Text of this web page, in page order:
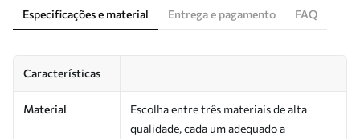
Especificações e material Entrega e pagamento FAQ
Características
Material
Escolha entre três materiais de alta
qualidade, cada um adequado a